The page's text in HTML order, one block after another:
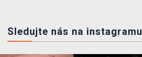
Sledujte nás na instagramu